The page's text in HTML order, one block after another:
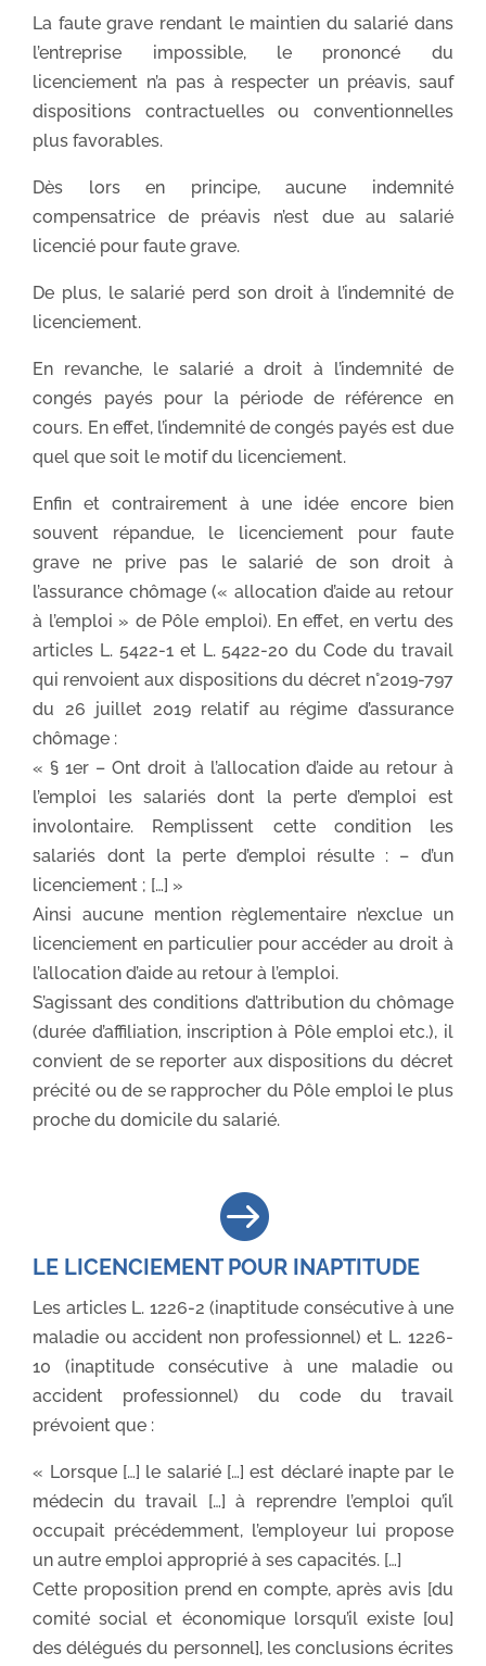
La faute grave rendant le maintien du salarié dans
l’entreprise impossible, le prononcé du
licenciement n’a pas à respecter un préavis, sauf
dispositions contractuelles ou conventionnelles
plus favorables.
Dès lors en principe, aucune indemnité
compensatrice de préavis n’est due au salarié
licencié pour faute grave.
De plus, le salarié perd son droit à l’indemnité de
licenciement.
En revanche, le salarié a droit à l’indemnité de
congés payés pour la période de référence en
cours. En effet, l’indemnité de congés payés est due
quel que soit le motif du licenciement.
Enfin et contrairement à une idée encore bien
souvent répandue, le licenciement pour faute
grave ne prive pas le salarié de son droit à
l’assurance chômage (« allocation d’aide au retour
à l’emploi » de Pôle emploi). En effet, en vertu des
articles L. 5422-1 et L. 5422-20 du Code du travail
qui renvoient aux dispositions du décret n°2019-797
du 26 juillet 2019 relatif au régime d’assurance
chômage :
« § 1er – Ont droit à l’allocation d’aide au retour à
l’emploi les salariés dont la perte d’emploi est
involontaire. Remplissent cette condition les
salariés dont la perte d’emploi résulte : – d’un
licenciement ; […] »
Ainsi aucune mention règlementaire n’exclue un
licenciement en particulier pour accéder au droit à
l’allocation d’aide au retour à l’emploi.
S’agissant des conditions d’attribution du chômage
(durée d’affiliation, inscription à Pôle emploi etc.), il
convient de se reporter aux dispositions du décret
précité ou de se rapprocher du Pôle emploi le plus
proche du domicile du salarié.

LE LICENCIEMENT POUR INAPTITUDE
Les articles L. 1226-2 (inaptitude consécutive à une
maladie ou accident non professionnel) et L. 1226-
10 (inaptitude consécutive à une maladie ou
accident professionnel) du code du travail
prévoient que :
« Lorsque […] le salarié […] est déclaré inapte par le
médecin du travail […] à reprendre l’emploi qu’il
occupait précédemment, l’employeur lui propose
un autre emploi approprié à ses capacités. […]
Cette proposition prend en compte, après avis [du
comité social et économique lorsqu’il existe [ou]
des délégués du personnel], les conclusions écrites